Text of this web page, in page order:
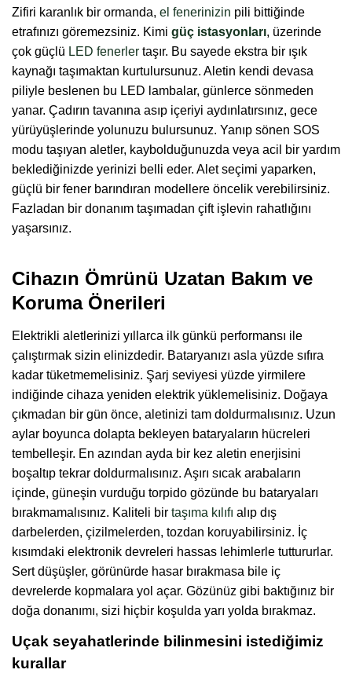
Zifiri karanlık bir ormanda, el fenerinizin pili bittiğinde
etrafınızı göremezsiniz. Kimi güç istasyonları, üzerinde
çok güçlü LED fenerler taşır. Bu sayede ekstra bir ışık
kaynağı taşımaktan kurtulursunuz. Aletin kendi devasa
piliyle beslenen bu LED lambalar, günlerce sönmeden
yanar. Çadırın tavanına asıp içeriyi aydınlatırsınız, gece
yürüyüşlerinde yolunuzu bulursunuz. Yanıp sönen SOS
modu taşıyan aletler, kaybolduğunuzda veya acil bir yardım
beklediğinizde yerinizi belli eder. Alet seçimi yaparken,
güçlü bir fener barındıran modellere öncelik verebilirsiniz.
Fazladan bir donanım taşımadan çift işlevin rahatlığını
yaşarsınız.
Cihazın Ömrünü Uzatan Bakım ve
Koruma Önerileri
Elektrikli aletlerinizi yıllarca ilk günkü performansı ile
çalıştırmak sizin elinizdedir. Bataryanızı asla yüzde sıfıra
kadar tüketmemelisiniz. Şarj seviyesi yüzde yirmilere
indiğinde cihaza yeniden elektrik yüklemelisiniz. Doğaya
çıkmadan bir gün önce, aletinizi tam doldurmalısınız. Uzun
aylar boyunca dolapta bekleyen bataryaların hücreleri
tembelleşir. En azından ayda bir kez aletin enerjisini
boşaltıp tekrar doldurmalısınız. Aşırı sıcak arabaların
içinde, güneşin vurduğu torpido gözünde bu bataryaları
bırakmamalısınız. Kaliteli bir taşıma kılıfı alıp dış
darbelerden, çizilmelerden, tozdan koruyabilirsiniz. İç
kısımdaki elektronik devreleri hassas lehimlerle tuttururlar.
Sert düşüşler, görünürde hasar bırakmasa bile iç
devrelerde kopmalara yol açar. Gözünüz gibi baktığınız bir
doğa donanımı, sizi hiçbir koşulda yarı yolda bırakmaz.
Uçak seyahatlerinde bilinmesini istediğimiz
kurallar